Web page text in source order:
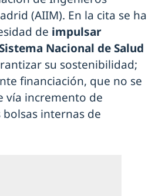
(AIIM). En la cita se ha
de impulsar
Nacional de Salud
su sostenibilidad;
financiación, que no se
vía incremento de
internas de